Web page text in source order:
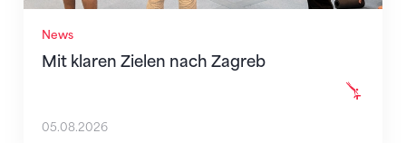
News
Mit klaren Zielen nach Zagreb
05.08.2026